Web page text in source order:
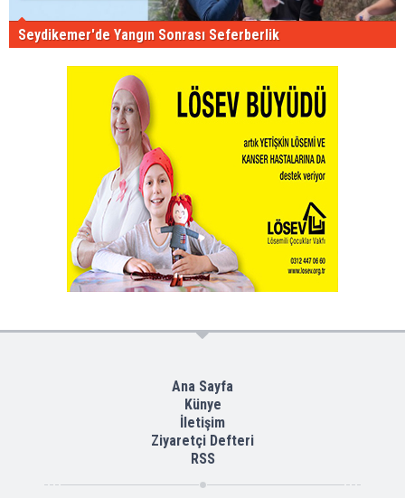
Seydikemer'de Yangın Sonrası Seferberlik
Ana Sayfa
Künye
İletişim
Ziyaretçi Defteri
RSS